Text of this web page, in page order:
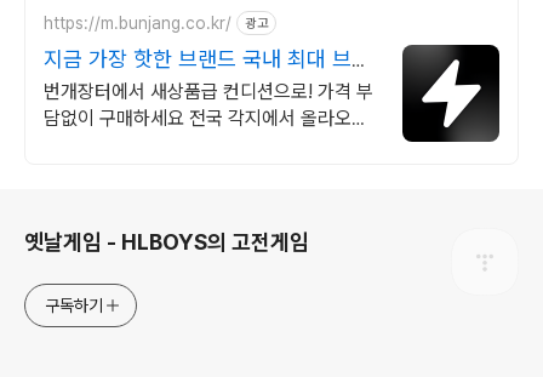
https://m.bunjang.co.kr/ 광고
지금 가장 핫한 브랜드 국내 최대 브랜
드 중고거래
번개장터에서 새상품급 컨디션으로! 가격 부
담없이 구매하세요 전국 각지에서 올라오는
옛날게임 - HLBOYS의 고전게임
구독하기